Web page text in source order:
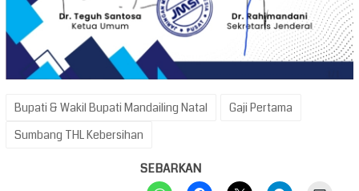
Bupati & Wakil Bupati Mandailing Natal
Gaji Pertama
Sumbang THL Kebersihan
SEBARKAN